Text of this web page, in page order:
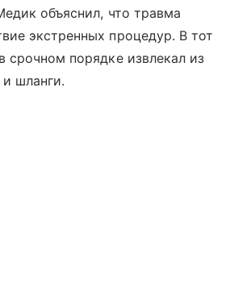
объяснил, что травма
экстренных процедур. В тот
срочном порядке извлекал из
шланги.